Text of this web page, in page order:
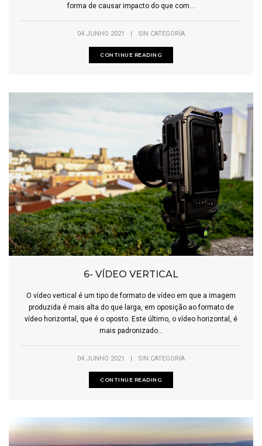
forma de causar impacto do que com...
04 JUNHO 2021 SIN CATEGORÍA
CONTINUE READING
6- VÍDEO VERTICAL
O vídeo vertical é um tipo de formato de vídeo em que a imagem
produzida é mais alta do que larga, em oposição ao formato de
vídeo horizontal, que é o oposto. Este último, o vídeo horizontal, é
mais padronizado...
04 JUNHO 2021 SIN CATEGORÍA
CONTINUE READING